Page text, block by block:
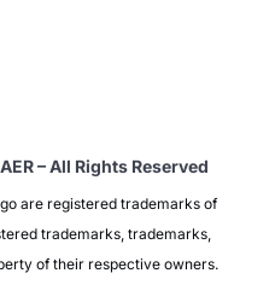
– All Rights Reserved
are registered trademarks of
trademarks, trademarks,
of their respective owners.